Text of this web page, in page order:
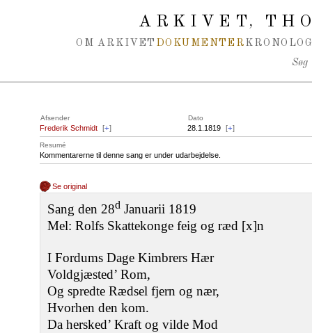
ARKIVET,
OM ARKIVET DOKUMENTER
Søg
Afsender Dato
Frederik Schmidt [+] 28.1.1819 [+]
Resumé
Kommentarerne til denne sang er under udarbejdelse.
Se original
Sang den 28d Januarii 1819
Mel: Rolfs Skattekonge feig og ræd [x]n
I Fordums Dage Kimbrers Hær
Voldgjæsted’ Rom,
Og spredte Rædsel fjern og nær,
Hvorhen den kom.
Da hersked’ Kraft og vilde Mod